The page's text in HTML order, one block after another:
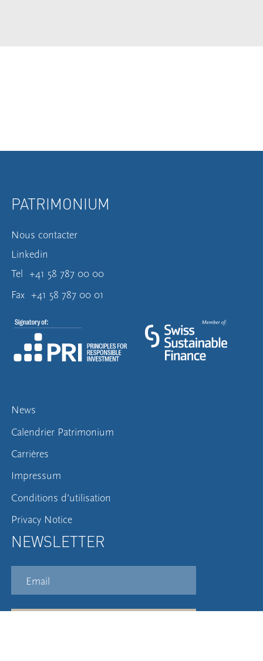
PATRIMONIUM
Nous contacter
Linkedin
Tel +41 58 787 00 00
Fax +41 58 787 00 01
News
Calendrier Patrimonium
Carrières
Impressum
Conditions d’utilisation
Privacy Notice
NEWSLETTER